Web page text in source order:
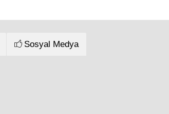
Sosyal Medya